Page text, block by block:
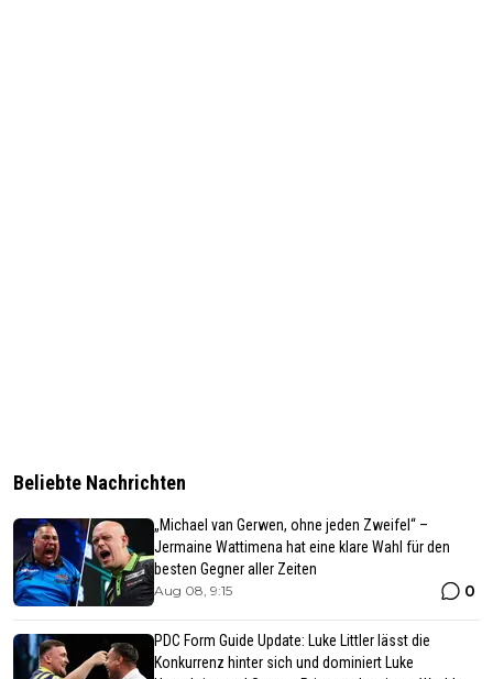
Beliebte Nachrichten
„Michael van Gerwen, ohne jeden Zweifel“ –
Jermaine Wattimena hat eine klare Wahl für den
besten Gegner aller Zeiten
Aug 08, 9:15 0
PDC Form Guide Update: Luke Littler lässt die
Konkurrenz hinter sich und dominiert Luke